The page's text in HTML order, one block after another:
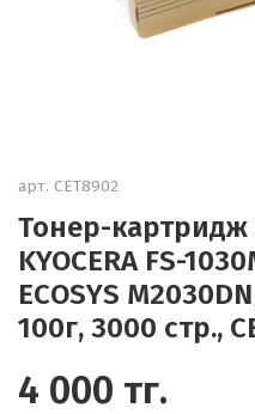
арт. CET8902
Тонер-картридж
KYOCERA FS-
ECOSYS
100г, 3000 стр.,
4 000 тг.